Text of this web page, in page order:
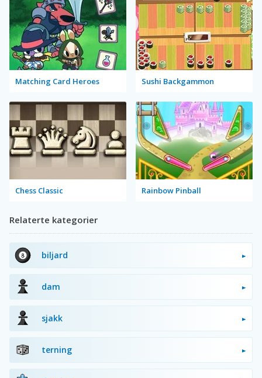
Matching Card Heroes Sushi Backgammon
Chess Classic Rainbow Pinball
Relaterte kategorier
biljard
dam
sjakk
terning